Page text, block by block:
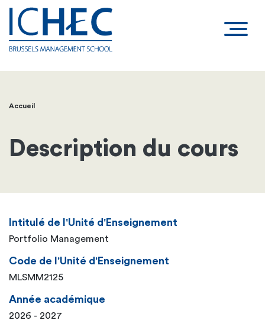
Fil
d'Ariane
Accueil
Description du cours
Intitulé de l'Unité d'Enseignement
Portfolio Management
Code de l'Unité d'Enseignement
MLSMM2125
Année académique
2026 - 2027